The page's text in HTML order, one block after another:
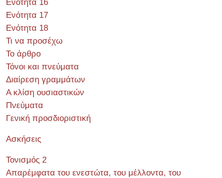
Ενότητα 16
Ενότητα 17
Ενότητα 18
Τι να προσέχω
Το άρθρο
Τόνοι και πνεύματα
Διαίρεση γραμμάτων
Α κλίση ουσιαστικών
Πνεύματα
Γενική προσδιοριστική
Ασκήσεις
Τονισμός 2
Απαρέμφατα του ενεστώτα, του μέλλοντα, του